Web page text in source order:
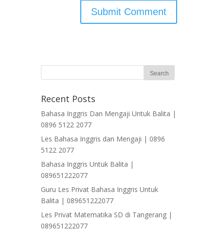
Recent Posts
Bahasa Inggris Dan Mengaji Untuk Balita |
0896 5122 2077
Les Bahasa Inggris dan Mengaji | 0896
5122 2077
Bahasa Inggris Untuk Balita |
089651222077
Guru Les Privat Bahasa Inggris Untuk
Balita | 089651222077
Les Privat Matematika SD di Tangerang |
089651222077